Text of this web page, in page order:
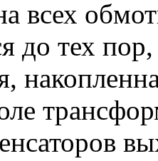
всех
до тех